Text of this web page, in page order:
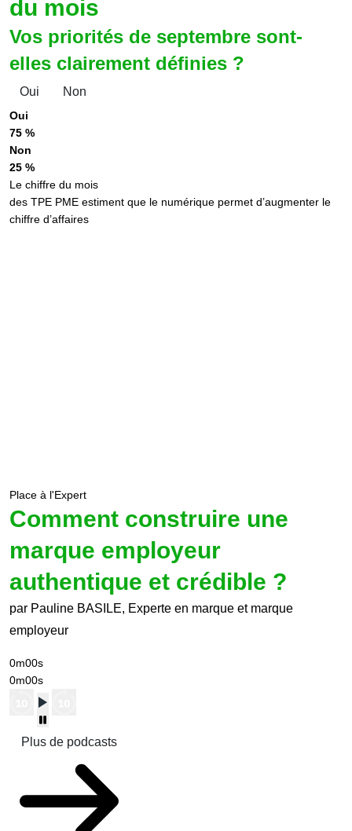
du mois
Vos priorités de septembre sont-
elles clairement définies ?
Oui Non
Oui
75 %
Non
25 %
Le chiffre du mois
des TPE PME estiment que le numérique permet d’augmenter le
chiffre d’affaires
Place à l'Expert
Comment construire une
marque employeur
authentique et crédible ?
par Pauline BASILE, Experte en marque et marque
employeur
0m00s
0m00s
Plus de podcasts